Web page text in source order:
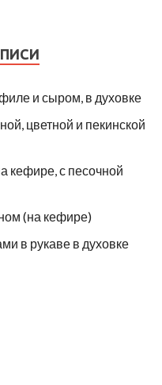
и сыром, в духовке
цветной и пекинской
кефире, с песочной
(на кефире)
в рукаве в духовке